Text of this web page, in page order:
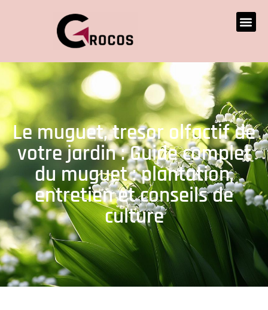
Le muguet, tresor olfactif de
votre jardin : Guide complet
du muguet : plantation,
entretien et conseils de
culture